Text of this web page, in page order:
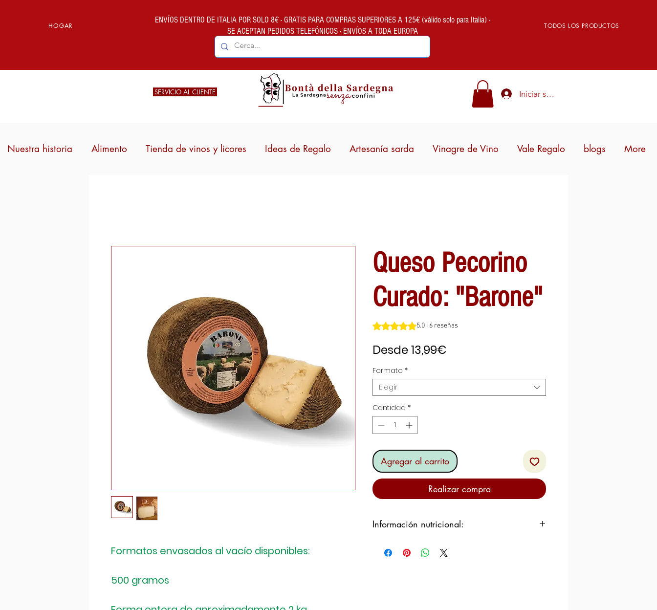
HOGAR
ENVÍOS DENTRO DE ITALIA POR SOLO 8€ - GRATIS PARA COMPRAS SUPERIORES A 125€ (válido solo para Italia) -
SE ACEPTAN PEDIDOS TELEFÓNICOS - ENVÍOS A TODA EUROPA
TODOS LOS PRODUCTOS
SERVICIO AL CLIENTE Iniciar sesión
Nuestra historia Alimento Tienda de vinos y licores Ideas de Regalo Artesanía sarda Vinagre de Vino Vale Regalo blogs More
Formatos envasados al vacío disponibles:
500 gramos
Queso Pecorino
Curado: "Barone"
Según 6 reseñas, la calificación es de 5.0 de 5 estrellas
5.0 | 6 reseñas
Desde 13,99€
oferta
Formato *
Elegir
Cantidad *
Agregar al carrito
Realizar compra
Información nutricional:
LACTOSA0/0,4%